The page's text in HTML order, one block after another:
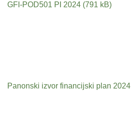
GFI-POD501 PI 2024
Panonski izvor financijski plan 2024